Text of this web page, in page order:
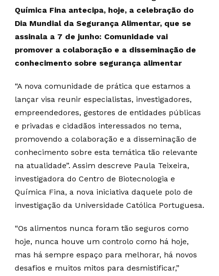
Química Fina antecipa, hoje, a celebração do
Dia Mundial da Segurança Alimentar, que se
assinala a 7 de junho: Comunidade vai
promover a colaboração e a disseminação de
conhecimento sobre segurança alimentar
“A nova comunidade de prática que estamos a
lançar visa reunir especialistas, investigadores,
empreendedores, gestores de entidades públicas
e privadas e cidadãos interessados no tema,
promovendo a colaboração e a disseminação de
conhecimento sobre esta temática tão relevante
na atualidade”. Assim descreve Paula Teixeira,
investigadora do Centro de Biotecnologia e
Química Fina, a nova iniciativa daquele polo de
investigação da Universidade Católica Portuguesa.
“Os alimentos nunca foram tão seguros como
hoje, nunca houve um controlo como há hoje,
mas há sempre espaço para melhorar, há novos
desafios e muitos mitos para desmistificar,”